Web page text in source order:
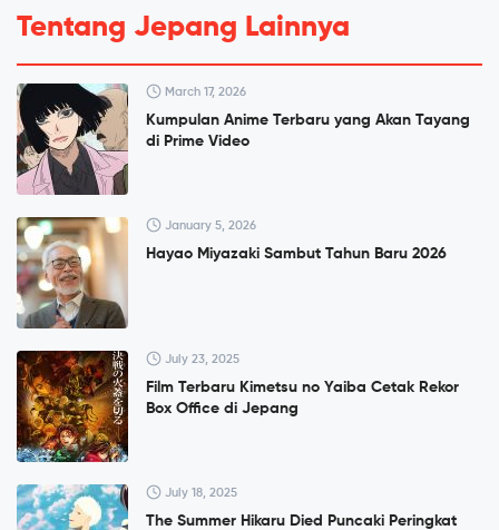
Tentang Jepang Lainnya
March 17, 2026
Kumpulan Anime Terbaru yang Akan Tayang
di Prime Video
January 5, 2026
Hayao Miyazaki Sambut Tahun Baru 2026
July 23, 2025
Film Terbaru Kimetsu no Yaiba Cetak Rekor
Box Office di Jepang
July 18, 2025
The Summer Hikaru Died Puncaki Peringkat